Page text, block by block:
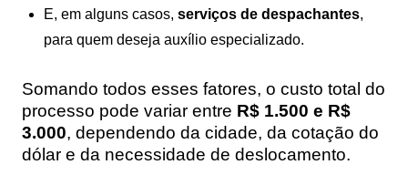
E, em alguns casos, serviços de despachantes,
para quem deseja auxílio especializado.
Somando todos esses fatores, o custo total do
processo pode variar entre R$ 1.500 e R$
3.000, dependendo da cidade, da cotação do
dólar e da necessidade de deslocamento.